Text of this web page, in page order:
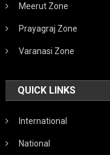
Meerut Zone
Prayagraj Zone
Varanasi Zone
QUICK LINKS
International
National